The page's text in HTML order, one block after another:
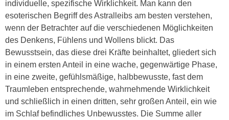
individuelle, spezifische Wirklichkeit. Man kann den
esoterischen Begriff des Astralleibs am besten verstehen,
wenn der Betrachter auf die verschiedenen Möglichkeiten
des Denkens, Fühlens und Wollens blickt. Das
Bewusstsein, das diese drei Kräfte beinhaltet, gliedert sich
in einem ersten Anteil in eine wache, gegenwärtige Phase,
in eine zweite, gefühlsmäßige, halbbewusste, fast dem
Traumleben entsprechende, wahrnehmende Wirklichkeit
und schließlich in einen dritten, sehr großen Anteil, ein wie
im Schlaf befindliches Unbewusstes. Die Summe aller